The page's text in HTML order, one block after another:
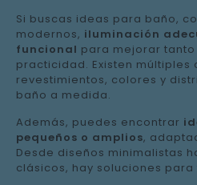
Si buscas ideas para baño,
modernos, iluminación
funcional para mejorar
practicidad. Existen múltiples
revestimientos, colores y
baño a medida.
Además, puedes encontrar
pequeños o amplios,
Desde diseños minimalistas
clásicos, hay soluciones